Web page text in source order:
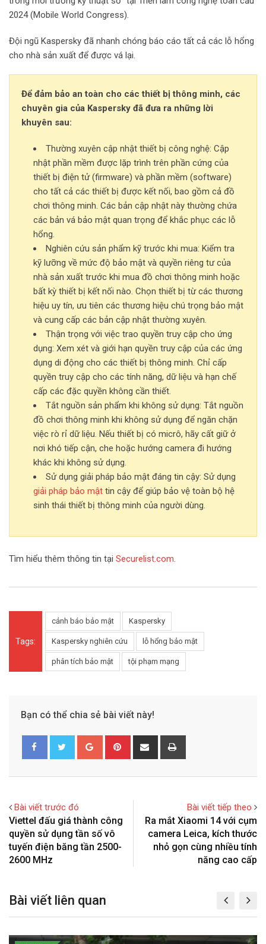
2024 (Mobile World Congress).
Đội ngũ Kaspersky đã nhanh chóng báo cáo tất cả các lỗ hổng
cho nhà sản xuất để được vá lại.
Để đảm bảo an toàn cho các thiết bị thông minh, các
chuyên gia của Kaspersky đã đưa ra những lời
khuyên sau:
Thường xuyên cập nhật thiết bị công nghệ: Cập
nhật phần mềm được lặp trình trên phần cứng của
thiết bị điện tử (firmware) và phần mềm (software)
cho tất cả các thiết bị được kết nối, bao gồm cả đồ
chơi thông minh. Các bản cập nhật này thường chứa
các bản vá bảo mật quan trọng để khắc phục các lỗ
hổng.
Nghiên cứu sản phẩm kỹ trước khi mua: Kiểm tra
kỹ lưỡng về mức độ bảo mật và quyền riêng tư của
nhà sản xuất trước khi mua đồ chơi thông minh hoặc
bất kỳ thiết bị kết nối nào. Chọn thiết bị từ các thương
hiệu uy tín, ưu tiên các thương hiệu chú trọng bảo mật
và cung cấp các bản cập nhật thường xuyên.
Thận trọng với việc trao quyền truy cập cho ứng
dụng: Xem xét và giới hạn quyền truy cập của các ứng
dụng di động cho các thiết bị thông minh. Chỉ cấp
quyền truy cập cho các tính năng, dữ liệu và hạn chế
cấp các đặc quyền không cần thiết.
Tắt nguồn sản phẩm khi không sử dụng: Tắt nguồn
đồ chơi thông minh khi không sử dụng để ngăn chặn
việc rò rỉ dữ liệu. Nếu thiết bị có micrô, hãy cất giữ ở
nơi khó tiếp cận, che hoặc hướng camera đi hướng
khác khi không sử dụng.
Sử dụng giải pháp bảo mật đáng tin cậy: Sử dụng
giải pháp bảo mật tin cậy để giúp bảo vệ toàn bộ hệ
sinh thái thiết bị thông minh của người dùng.
Tìm hiểu thêm thông tin tại Securelist.com.
Tags:
cảnh báo bảo mật Kaspersky
Kaspersky nghiên cứu lỗ hổng bảo mật
phân tích bảo mật tội phạm mạng
Bạn có thể chia sẻ bài viết này!
o
+
i
e
h
a
r
Bài viết trước đó
Viettel đấu giá thành công
quyền sử dụng tần số vô
tuyến điện băng tần 2500-
2600 MHz
Bài viết tiếp theo
Ra mắt Xiaomi 14 với cụm
camera Leica, kích thước
nhỏ gọn cùng nhiều tính
năng cao cấp
Bài viết liên quan